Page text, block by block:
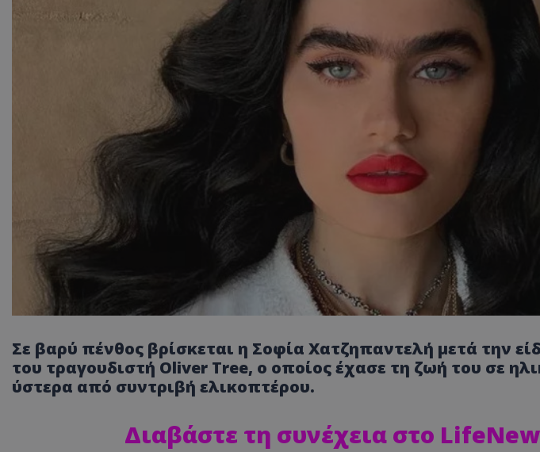
Σε βαρύ πένθος βρίσκεται η Σοφία Χατζηπαντελή μετά την
του τραγουδιστή Oliver Tree, ο οποίος έχασε τη ζωή του σε
ύστερα από συντριβή ελικοπτέρου.
Διαβάστε τη συνέχεια στο